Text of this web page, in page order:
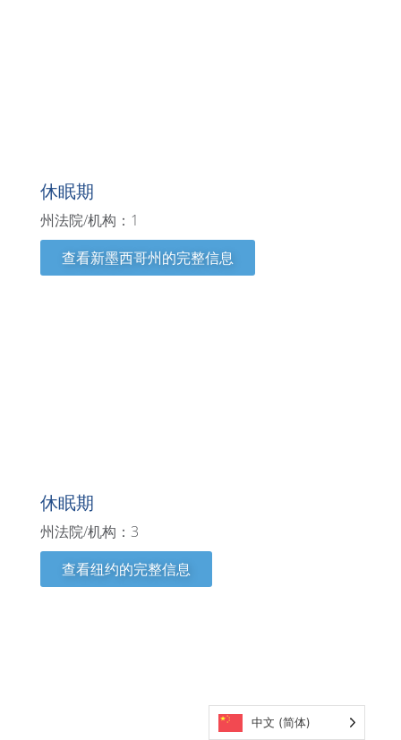
休眠期
州法院/机构：1
查看新墨西哥州的完整信息
休眠期
州法院/机构：3
查看纽约的完整信息
中文 (简体)